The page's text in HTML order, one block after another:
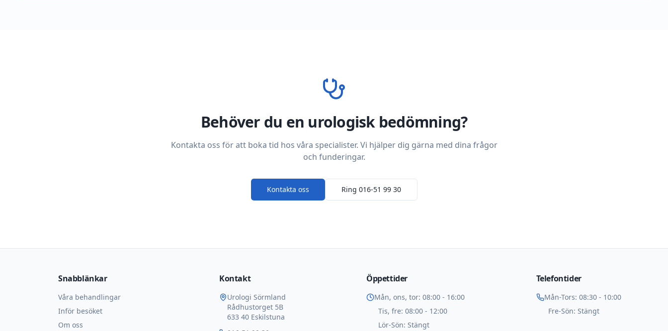
Behöver du en urologisk bedömning?
Kontakta oss för att boka tid hos våra specialister. Vi hjälper dig gärna med dina frågor
och funderingar.
Kontakta oss Ring 016-51 99 30
Snabblänkar
Våra behandlingar
Inför besöket
Om oss
Kontakt
Urologi Sörmland
Rådhustorget 5B
633 40 Eskilstuna
Öppettider
Mån, ons, tor: 08:00 - 16:00
Tis, fre: 08:00 - 12:00
Lör-Sön: Stängt
Telefontider
Mån-Tors: 08:30 - 10:00
Fre-Sön: Stängt